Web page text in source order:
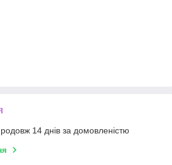
14 днів за домовленістю